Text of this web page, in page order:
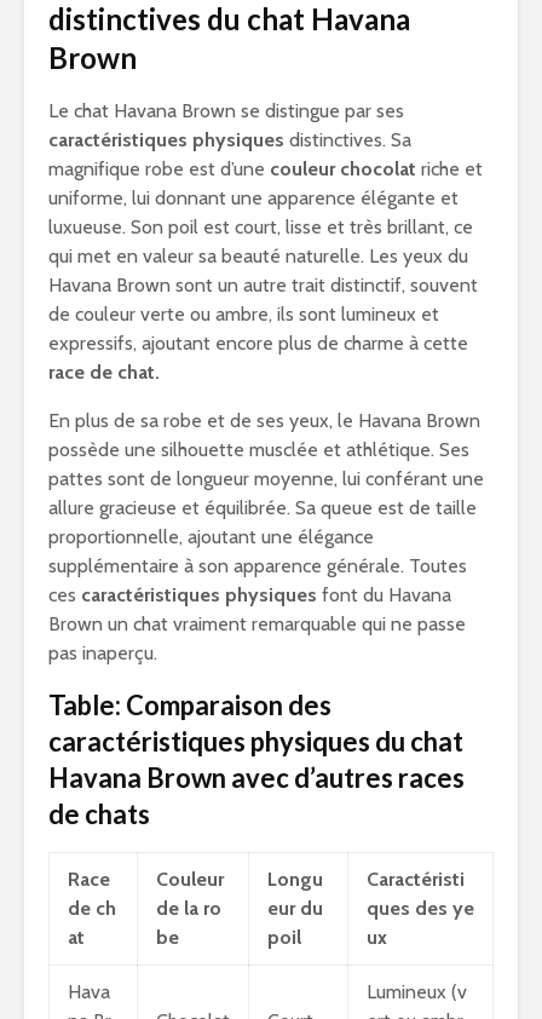
distinctives du chat Havana
Brown
Le chat Havana Brown se distingue par ses
caractéristiques physiques distinctives. Sa
magnifique robe est d’une couleur chocolat riche et
uniforme, lui donnant une apparence élégante et
luxueuse. Son poil est court, lisse et très brillant, ce
qui met en valeur sa beauté naturelle. Les yeux du
Havana Brown sont un autre trait distinctif, souvent
de couleur verte ou ambre, ils sont lumineux et
expressifs, ajoutant encore plus de charme à cette
race de chat.
En plus de sa robe et de ses yeux, le Havana Brown
possède une silhouette musclée et athlétique. Ses
pattes sont de longueur moyenne, lui conférant une
allure gracieuse et équilibrée. Sa queue est de taille
proportionnelle, ajoutant une élégance
supplémentaire à son apparence générale. Toutes
ces caractéristiques physiques font du Havana
Brown un chat vraiment remarquable qui ne passe
pas inaperçu.
Table: Comparaison des
caractéristiques physiques du chat
Havana Brown avec d’autres races
de chats
Race
de ch
at
Couleur
de la ro
be
Longu
eur du
poil
Caractéristi
ques des ye
ux
Hava
Lumineux (v